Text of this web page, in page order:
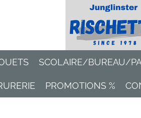
SCOLAIRE/BUREAU/
PROMOTIONS %